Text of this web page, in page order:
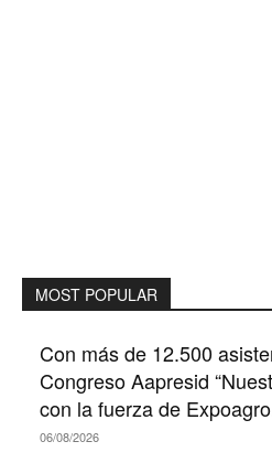
MOST POPULAR
Con más de 12.500
Congreso Aapresid
con la fuerza de
06/08/2026